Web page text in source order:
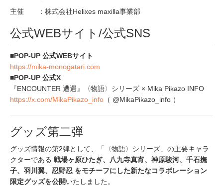
主催 ：株式会社Helixes maxilla事業部
公式WEBサイト/公式SNS
■POP-UP 公式WEBサイト
https://mika-monogatari.com
■POP-UP 公式X
『ENCOUNTER 遭遇』〈物語〉シリーズ × Mika Pikazo INFO
https://x.com/MikaPikazo_info （ @MikaPikazo_info ）
グッズ第二弾
グッズ情報の第2弾として、「〈物語〉シリーズ」の主要キャラ
クターである 戦場ヶ原ひたぎ、八九寺真宵、神原駿河、千石撫
子、羽川翼、忍野忍 をモチーフにした新たなコラボレーション
限定グッズを公開いたしました。